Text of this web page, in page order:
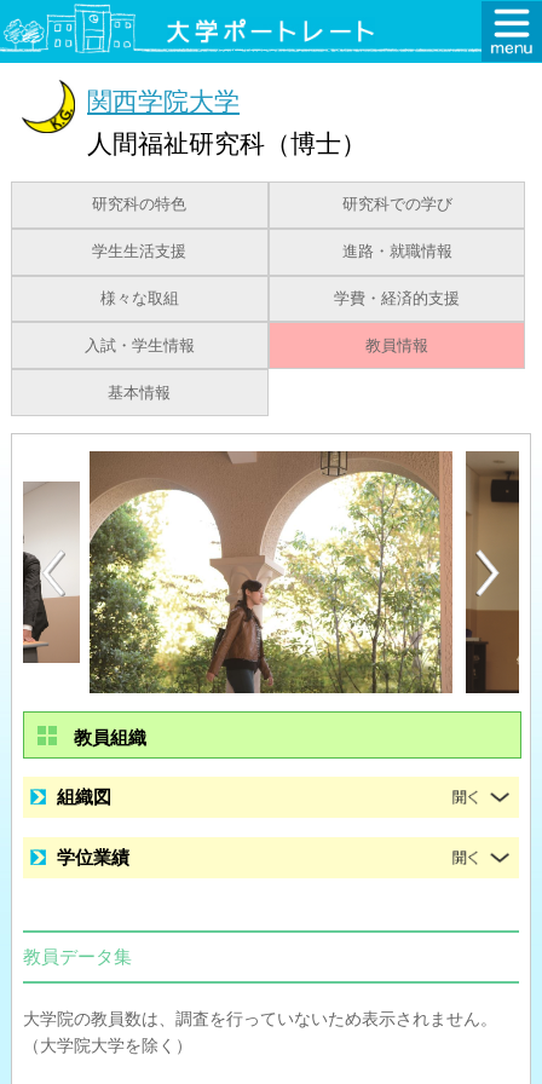
関西学院大学
人間福祉研究科（博士）
研究科の特色 研究科での学び
学生生活支援 進路・就職情報
様々な取組 学費・経済的支援
入試・学生情報 教員情報
基本情報
教員組織
組織図
学位業績
教員データ集
大学院の教員数は、調査を行っていないため表示されません。
（大学院大学を除く）